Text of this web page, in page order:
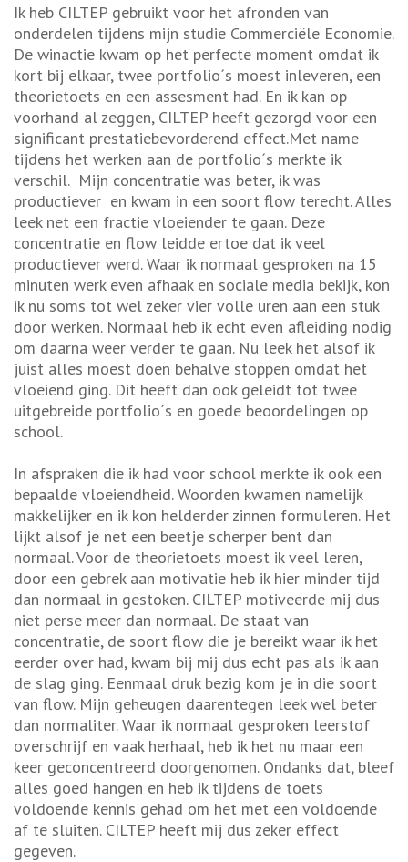
Ik heb CILTEP gebruikt voor het afronden van
onderdelen tijdens mijn studie Commerciële Economie.
De winactie kwam op het perfecte moment omdat ik
kort bij elkaar, twee portfolio´s moest inleveren, een
theorietoets en een assesment had. En ik kan op
voorhand al zeggen, CILTEP heeft gezorgd voor een
significant prestatiebevorderend effect.Met name
tijdens het werken aan de portfolio´s merkte ik
verschil. Mijn concentratie was beter, ik was
productiever en kwam in een soort flow terecht. Alles
leek net een fractie vloeiender te gaan. Deze
concentratie en flow leidde ertoe dat ik veel
productiever werd. Waar ik normaal gesproken na 15
minuten werk even afhaak en sociale media bekijk, kon
ik nu soms tot wel zeker vier volle uren aan een stuk
door werken. Normaal heb ik echt even afleiding nodig
om daarna weer verder te gaan. Nu leek het alsof ik
juist alles moest doen behalve stoppen omdat het
vloeiend ging. Dit heeft dan ook geleidt tot twee
uitgebreide portfolio´s en goede beoordelingen op
school.
In afspraken die ik had voor school merkte ik ook een
bepaalde vloeiendheid. Woorden kwamen namelijk
makkelijker en ik kon helderder zinnen formuleren. Het
lijkt alsof je net een beetje scherper bent dan
normaal. Voor de theorietoets moest ik veel leren,
door een gebrek aan motivatie heb ik hier minder tijd
dan normaal in gestoken. CILTEP motiveerde mij dus
niet perse meer dan normaal. De staat van
concentratie, de soort flow die je bereikt waar ik het
eerder over had, kwam bij mij dus echt pas als ik aan
de slag ging. Eenmaal druk bezig kom je in die soort
van flow. Mijn geheugen daarentegen leek wel beter
dan normaliter. Waar ik normaal gesproken leerstof
overschrijf en vaak herhaal, heb ik het nu maar een
keer geconcentreerd doorgenomen. Ondanks dat, bleef
alles goed hangen en heb ik tijdens de toets
voldoende kennis gehad om het met een voldoende
af te sluiten. CILTEP heeft mij dus zeker effect
gegeven.